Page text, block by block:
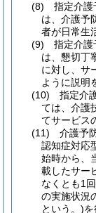
(8)
指定介護
は、介護予
者が日常生
(9)
指定介護
は、懇切丁
に対し、サ
ように説明
(10)
指定介
ては、介護
てサービス
(11)
介護予
認知症対応
始時から、
載したサー
なくとも1
の実施状況
という。)を